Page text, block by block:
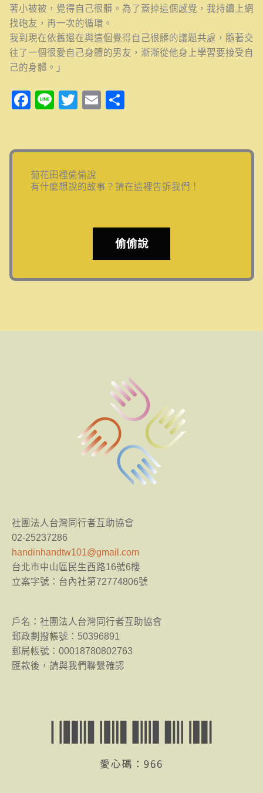
著小被被，覺得自己很髒。為了蓋掉這個感覺，我持續上網
找砲友，再一次的循環。
我到現在依舊還在與這個覺得自己很髒的議題共處，隨著交
往了一個很愛自己身體的男友，漸漸從他身上學習要接受自
己的身體。」
Facebook
LineTwitterEmail
菊花田裡偷偷說
有什麼想說的故事？請在這裡告訴我們！
偷偷說
社團法人台灣同行者互助協會
02-25237286
handinhandtw101@gmail.com
台北市中山區民生西路16號6樓
立案字號：台內社第72774806號
​戶名：社團法人台灣同行者互助協會
郵政劃撥帳號：50396891
郵局帳號：00018780802763
匯款後，請與我們聯繫確認